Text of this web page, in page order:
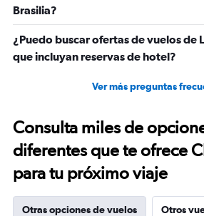
Brasilia?
¿Puedo buscar ofertas de vuelos de
que incluyan reservas de hotel?
Ver más preguntas
Consulta miles de
diferentes que te ofrece
para tu próximo viaje
Otras opciones de vuelos Otros